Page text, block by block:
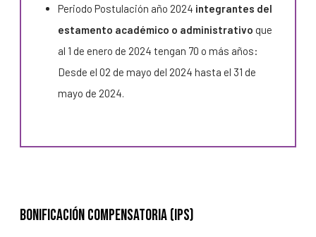
Periodo Postulación año 2024 integrantes del
estamento académico o administrativo que
al 1 de enero de 2024 tengan 70 o más años:
Desde el 02 de mayo del 2024 hasta el 31 de
mayo de 2024.
Bonificación compensatoria (IPS)